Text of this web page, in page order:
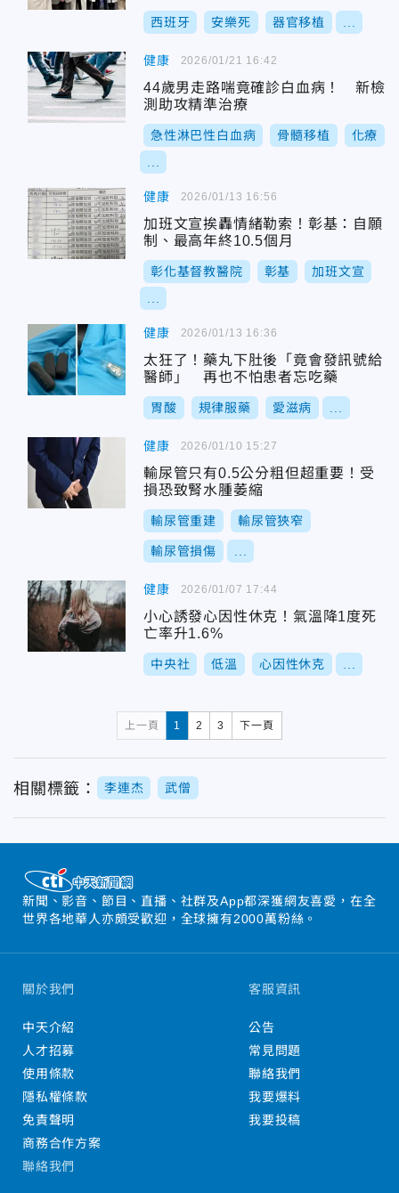
西班牙 安樂死 器官移植
健康
44歲男走路喘竟確診白血病！ 新檢
測助攻精準治療
急性淋巴性白血病 骨髓移植 化療
2026/01/21 16:42
健康
加班文宣挨轟情緒勒索！彰基：自願
制、最高年終10.5個月
彰化基督教醫院 彰基 加班文宣
2026/01/13 16:56
健康
太狂了！藥丸下肚後「竟會發訊號給
醫師」 再也不怕患者忘吃藥
胃酸 規律服藥 愛滋病
2026/01/13 16:36
健康
輸尿管只有0.5公分粗但超重要！受
損恐致腎水腫萎縮
輸尿管重建 輸尿管狹窄
輸尿管損傷
2026/01/10 15:27
健康
小心誘發心因性休克！氣溫降1度死
亡率升1.6%
中央社 低溫 心因性休克
2026/01/07 17:44
上一頁 1 2 3 下一頁
相關標籤： 李連杰 武僧
新聞、影音、節目、直播、社群及App都深獲網友喜愛，在全
世界各地華人亦頗受歡迎，全球擁有2000萬粉絲。
關於我們
中天介紹
人才招募
使用條款
隱私權條款
免責聲明
商務合作方案
客服資訊
公告
常見問題
聯絡我們
我要爆料
我要投稿
聯絡我們